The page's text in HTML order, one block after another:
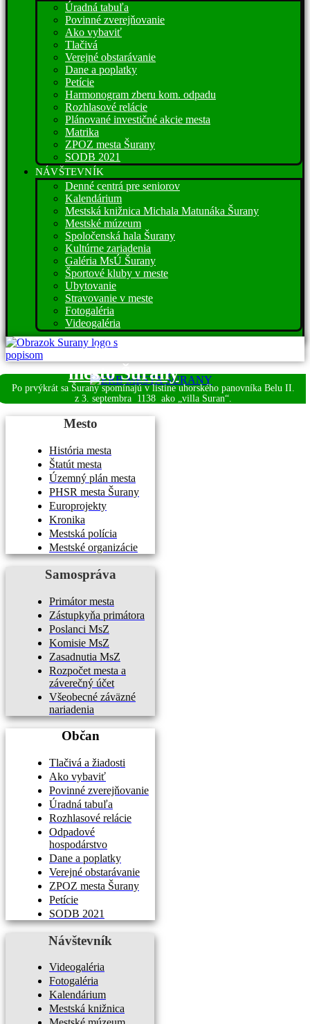
Úradná tabuľa
Povinné zverejňovanie
Ako vybaviť
Tlačivá
Verejné obstarávanie
Dane a poplatky
Petície
Harmonogram zberu kom. odpadu
Rozhlasové relácie
Plánované investičné akcie mesta
Matrika
ZPOZ mesta Šurany
SODB 2021
NÁVŠTEVNÍK
Denné centrá pre seniorov
Kalendárium
Mestská knižnica Michala Matunáka Šurany
Mestské múzeum
Spoločenská hala Šurany
Kultúrne zariadenia
Galéria MsÚ Šurany
Športové kluby v meste
Ubytovanie
Stravovanie v meste
Fotogaléria
Videogaléria
Víta vás
mesto Šurany
Po prvýkrát sa Šurany spomínajú v listine uhorského panovníka Belu II.
z 3. septembra 1138 ako „villa Suran“.
Mesto
História mesta
Štatút mesta
Územný plán mesta
PHSR mesta Šurany
Europrojekty
Kronika
Mestská polícia
Mestské organizácie
Samospráva
Primátor mesta
Zástupkyňa primátora
Poslanci MsZ
Komisie MsZ
Zasadnutia MsZ
Rozpočet mesta a
záverečný účet
Všeobecné záväzné
nariadenia
Občan
Tlačivá a žiadosti
Ako vybaviť
Povinné zverejňovanie
Úradná tabuľa
Rozhlasové relácie
Odpadové
hospodárstvo
Dane a poplatky
Verejné obstarávanie
ZPOZ mesta Šurany
Petície
SODB 2021
Návštevník
Videogaléria
Fotogaléria
Kalendárium
Mestská knižnica